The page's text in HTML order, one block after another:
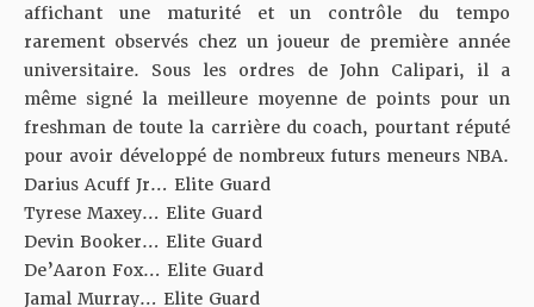
affichant une maturité et un contrôle du tempo
rarement observés chez un joueur de première année
universitaire. Sous les ordres de John Calipari, il a
même signé la meilleure moyenne de points pour un
freshman de toute la carrière du coach, pourtant réputé
pour avoir développé de nombreux futurs meneurs NBA.
Darius Acuff Jr… Elite Guard
Tyrese Maxey… Elite Guard
Devin Booker… Elite Guard
De’Aaron Fox… Elite Guard
Jamal Murray… Elite Guard